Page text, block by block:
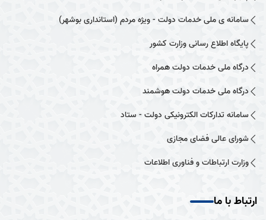
سامانه ی ملی خدمات دولت - ویژه مردم (استانداری بوشهر)
پایگاه اطلاع رسانی وزارت کشور
درگاه ملی خدمات دولت همراه
درگاه ملی خدمات دولت هوشمند
سامانه تدارکات الکترونیکی دولت - ستاد
شورای عالی فضای مجازی
وزارت ارتباطات و فناوری اطلاعات
ارتباط با ما